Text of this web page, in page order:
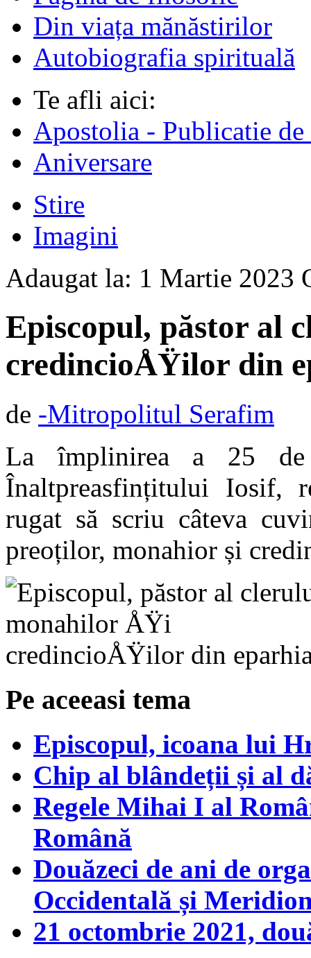
Din viața mănăstirilor
Autobiografia spirituală
Te afli aici:
Apostolia - Publicatie
Aniversare
Stire
Imagini
Adaugat la: 1 Martie 2023
Episcopul, păstor al
credincioÅŸilor din
de -Mitropolitul Serafim
La împlinirea a 25
Înaltpreasfințitului Iosif,
rugat să scriu câteva
preoților, monahior și
Pe aceeasi tema
Episcopul, icoana lui
Chip al blândeții și al
Regele Mihai I al
Română
Douăzeci de ani de
Occidentală și
21 octombrie 2021,